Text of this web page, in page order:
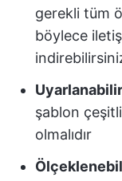
gerekli tüm
böylece
Uyarlanabilir
şablon
olmalıdır